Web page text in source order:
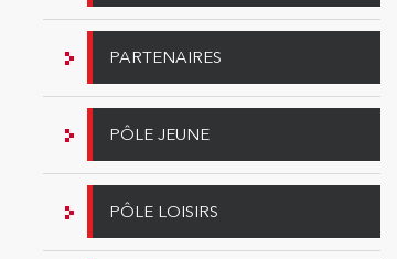
PARTENAIRES
PÔLE JEUNE
PÔLE LOISIRS